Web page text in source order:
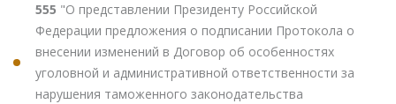
555 "О представлении Президенту Российской
Федерации предложения о подписании Протокола о
внесении изменений в Договор об особенностях
уголовной и административной ответственности за
нарушения таможенного законодательства